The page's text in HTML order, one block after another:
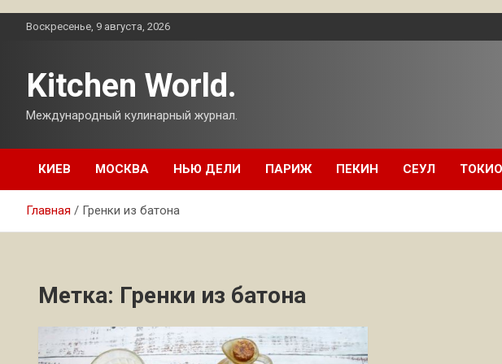
ПерейтиВоскресенье, 9 августа, 2026
Kitchen World.
Международный кулинарный журнал.
КИЕВ МОСКВА НЬЮ ДЕЛИ ПАРИЖ ПЕКИН СЕУЛ ТОКИО
Главная Гренки из батона
Метка: Гренки из батона